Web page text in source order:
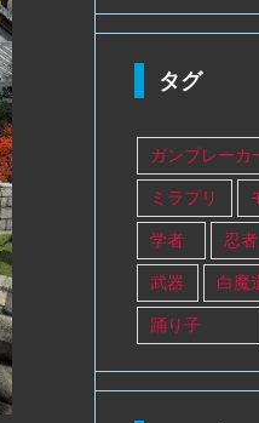
タグ
ガンブレーカ
ミラプリ
学者 忍者
武器 白魔
踊り子